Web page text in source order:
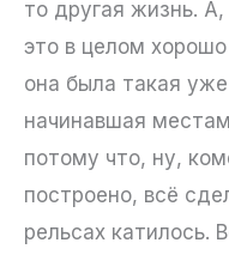
то другая жизнь.
это в целом
она была такая
начинавшая
потому что, ну,
построено, всё
рельсах катилось.